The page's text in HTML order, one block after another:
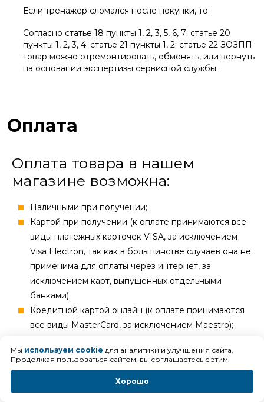
Если тренажер сломался после покупки, то:
Согласно статье 18 пункты 1, 2, 3, 5, 6, 7; статье 20
пункты 1, 2, 3, 4; статье 21 пункты 1, 2; статье 22 ЗОЗПП
товар можно отремонтировать, обменять, или вернуть
на основании экспертизы сервисной службы.
Оплата
Оплата товара в нашем
магазине возможна:
Наличными при получении;
Картой при получении (к оплате принимаются все
виды платежных карточек VISA, за исключением
Visa Electron, так как в большинстве случаев она не
применима для оплаты через интернет, за
исключением карт, выпущенных отдельными
банками);
Кредитной картой онлайн (к оплате принимаются
все виды MasterCard, за исключением Maestro);
Оплата картой «Халва»;
Подарочный сертификат от нашего магазина;
Для оплаты картой нужно
Мы используем cookie для аналитики и улучшения сайта.
Продолжая пользоваться сайтом, вы соглашаетесь с этим.
Хорошо